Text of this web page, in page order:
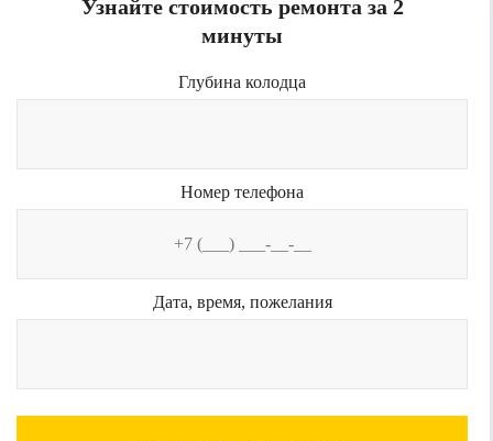
Узнайте стоимость ремонта за 2
минуты
Глубина колодца
Номер телефона
Дата, время, пожелания